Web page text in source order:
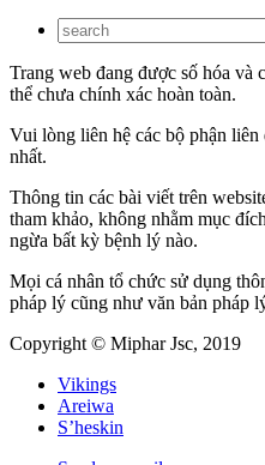
Trang web đang được số hóa và
thể chưa chính xác hoàn toàn.
Vui lòng liên hệ các bộ phận
nhất.
Thông tin các bài viết trên
tham khảo, không nhằm mục
ngừa bất kỳ bệnh lý nào.
Mọi cá nhân tổ chức sử dụng
pháp lý cũng như văn bản pháp
Copyright © Miphar Jsc, 2019
Vikings
Areiwa
S’heskin